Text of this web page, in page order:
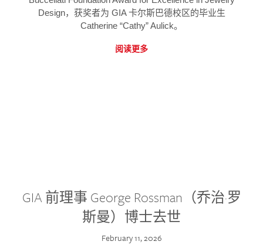
Design，获奖者为 GIA 卡尔斯巴德校区的毕业生
Catherine “Cathy” Aulick。
阅读更多
GIA 前理事 George Rossman（乔治·罗
斯曼）博士去世
February 11, 2026